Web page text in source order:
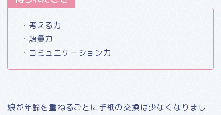
・考える力
・語彙力
・コミュニケーション力
娘が年齢を重ねるごとに手紙の交換は少なくなりまし